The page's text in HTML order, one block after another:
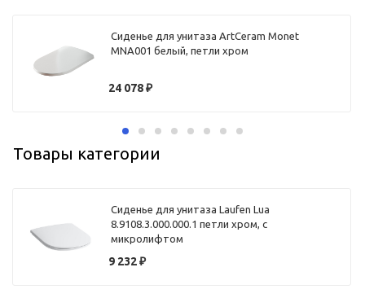
Сиденье для унитаза ArtCeram Monet
MNA001 белый, петли хром
24 078₽
Товары категории
Сиденье для унитаза Laufen Lua
8.9108.3.000.000.1 петли хром, с
микролифтом
9 232₽